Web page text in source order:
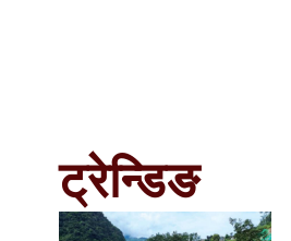
ट्रेन्डिङ